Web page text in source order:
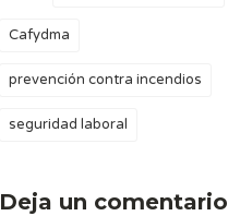
Cafydma
prevención contra incendios
seguridad laboral
Deja un comentario